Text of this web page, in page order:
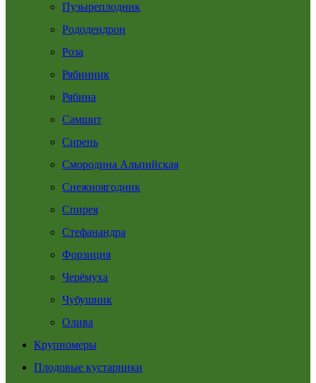
Пузыреплодник
Рододендрон
Роза
Рябинник
Рябина
Самшит
Сирень
Смородина Альпийская
Снежноягодник
Спирея
Стефанандра
Форзиция
Черёмуха
Чубушник
Олива
Крупномеры
Плодовые кустарники